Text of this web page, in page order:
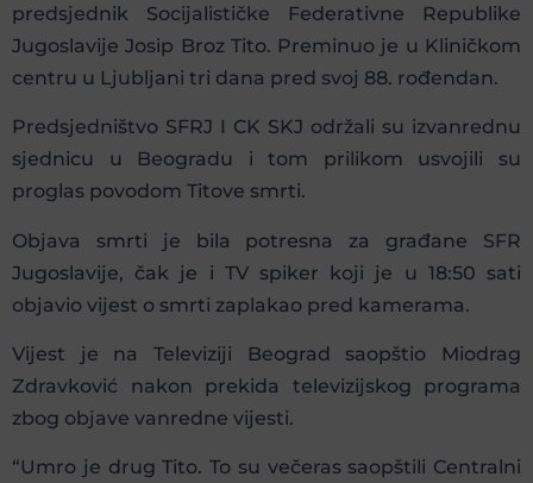
predsjednik Socijalističke Federativne Republike
Jugoslavije Josip Broz Tito. Preminuo je u Kliničkom
centru u Ljubljani tri dana pred svoj 88. rođendan.
Predsjedništvo SFRJ I CK SKJ održali su izvanrednu
sjednicu u Beogradu i tom prilikom usvojili su
proglas povodom Titove smrti.
Objava smrti je bila potresna za građane SFR
Jugoslavije, čak je i TV spiker koji je u 18:50 sati
objavio vijest o smrti zaplakao pred kamerama.
Vijest je na Televiziji Beograd saopštio Miodrag
Zdravković nakon prekida televizijskog programa
zbog objave vanredne vijesti.
“Umro je drug Tito. To su večeras saopštili Centralni